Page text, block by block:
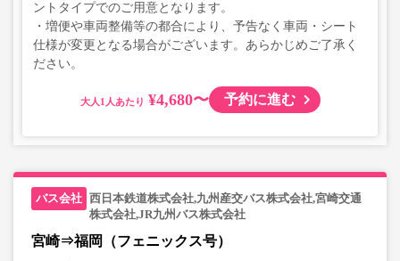
ントタイプでのご用意となります。
・増便や車両整備等の都合により、予告なく車両・シート
仕様が変更となる場合がございます。あらかじめご了承く
ださい。
大人 ¥4,680〜 予約に進む
西日本鉄道株式会社,九州産交バス株式会社,宮崎交通
株式会社,JR九州バス株式会社
宮崎⇒福岡（フェニックス号）